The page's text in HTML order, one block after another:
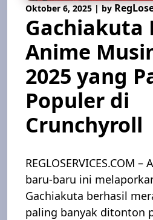
Oktober 6, 2025 | by
Gachiakuta
Anime
2025 yang
Populer di
Crunchyroll
REGLOSERVICES.COM
baru-baru ini
Gachiakuta berhasil
paling banyak ditonton